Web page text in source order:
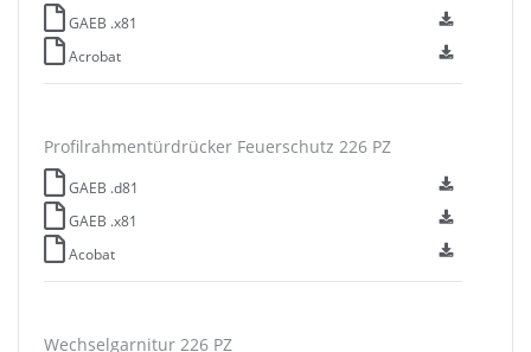
GAEB .x81
Acrobat
Profilrahmentürdrücker Feuerschutz 226 PZ
GAEB .d81
GAEB .x81
Acobat
Wechselgarnitur 226 PZ